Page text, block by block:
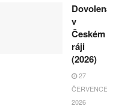
Dovolená
v
Českém
ráji
(2026)
27
ČERVENCE,
2026